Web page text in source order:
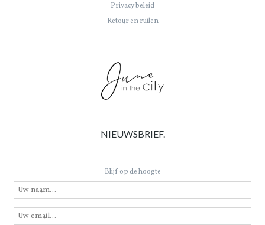
Privacy beleid
Retour en ruilen
NIEUWSBRIEF.
Blijf op de hoogte